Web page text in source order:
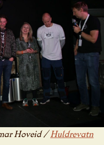
Hoveid /Huldrevatn